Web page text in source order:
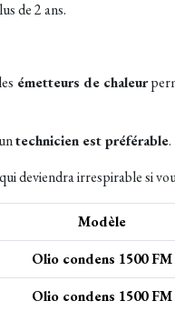
de 2 ans.
émetteurs de chaleur
technicien est préférable.
deviendra irrespirable si
Modèle
Olio condens 1500 FM
Olio condens 1500 FM